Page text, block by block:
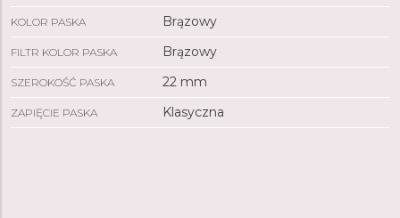
KOLOR PASKA Brązowy
FILTR KOLOR PASKA Brązowy
SZEROKOŚĆ PASKA 22 mm
ZAPIĘCIE PASKA Klasyczna